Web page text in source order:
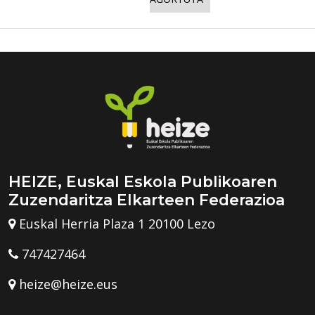
HEIZE, Euskal Eskola Publikoaren
Zuzendaritza Elkarteen Federazioa
Euskal Herria Plaza 1 20100 Lezo
747427464
heize@heize.eus